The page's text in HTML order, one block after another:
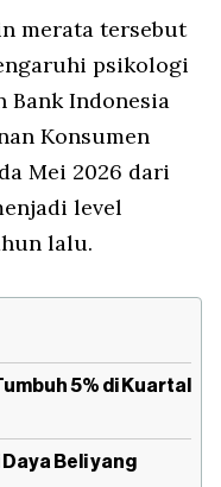
merata tersebut
psikologi
Bank Indonesia
Konsumen
Mei 2026 dari
level
lalu.
5% di Kuartal
Beli yang